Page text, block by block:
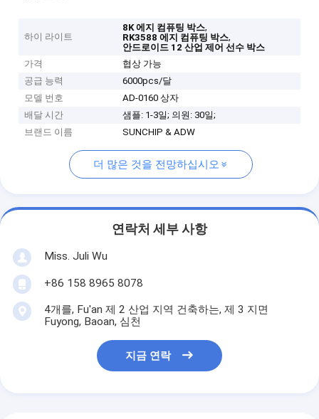
하이 라이트
8K 에지 컴퓨팅 박스,
RK3588 에지 컴퓨팅 박스,
안드로이드 12 산업 제어 선수 박스
가격
협상 가능
공급 능력
6000pcs/달
모델 번호
AD-0160 상자
배달 시간
샘플: 1-3일; 의원: 30일;
브랜드 이름
SUNCHIP & ADW
더 많은 것을 전망하십시오
연락처 세부 사항
Miss. Juli Wu
+86 158 8965 8078
4개를, Fu'an 제 2 산업 지역 건축하는, 제 3 지면
Fuyong, Baoan, 심천
지금 연락